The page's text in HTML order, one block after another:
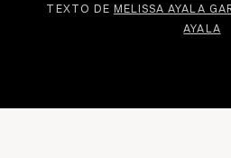
TEXTO DE MELISSA AYALA
AYALA